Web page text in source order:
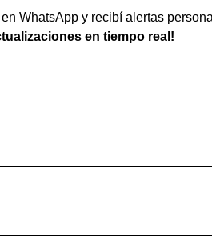
WhatsApp y recibí alertas
en tiempo real!